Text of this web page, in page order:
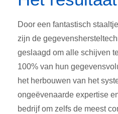
Door een fantastisch
zijn de
geslaagd om alle schijven
100% van hun
het herbouwen van het
ongeëvenaarde expertise
bedrijf om zelfs de meest